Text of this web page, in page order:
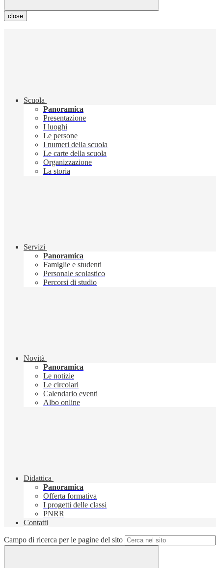
close
Scuola
Panoramica
Presentazione
I luoghi
Le persone
I numeri della scuola
Le carte della scuola
Organizzazione
La storia
Servizi
Panoramica
Famiglie e studenti
Personale scolastico
Percorsi di studio
Novità
Panoramica
Le notizie
Le circolari
Calendario eventi
Albo online
Didattica
Panoramica
Offerta formativa
I progetti delle classi
PNRR
Contatti
Campo di ricerca per le pagine del sito